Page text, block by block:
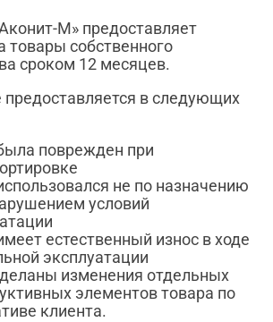
М» предоставляет
товары собственного
сроком 12 месяцев.
предоставляется в следующих
поврежден при
не по назначению
условий
естественный износ в ходе
эксплуатации
изменения отдельных
элементов товара по
клиента.